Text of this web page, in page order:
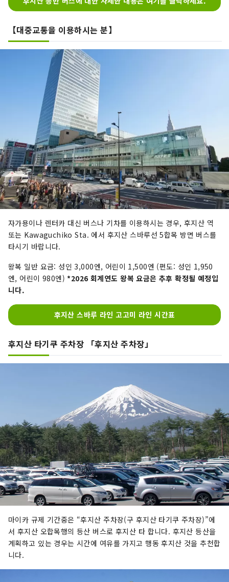
【대중교통을 이용하시는 분】
자가용이나 렌터카 대신 버스나 기차를 이용하시는 경우, 후지산 역
또는 Kawaguchiko Sta. 에서 후지산 스바루선 5합목 방면 버스를
타시기 바랍니다.
왕복 일반 요금: 성인 3,000엔, 어린이 1,500엔 (편도: 성인 1,950
엔, 어린이 980엔)*2026 회계연도 왕복 요금은 추후 확정될 예정입
니다.
후지산 스바루 라인 고고미 라인 시간표
후지산 타기쿠 주차장 「후지산 주차장」
마이카 규제 기간중은 “후지산 주차장(구 후지산 타기쿠 주차장)”에
서 후지산 오합목행의 등산 버스로 후지산 타 합니다. 후지산 등산을
계획하고 있는 경우는 시간에 여유를 가지고 행동 후지산 것을 추천합
니다.